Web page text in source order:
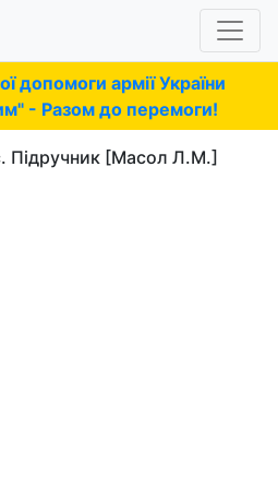
допомоги армії України
- Разом до перемоги!
Підручник [Масол Л.М.]